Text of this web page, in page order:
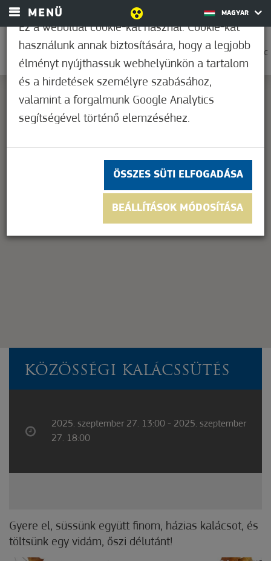
MENÜ MAGYAR
0
25,6°C
This page can't load Google Maps correctly.
Do you own this website? OK
KÖZÖSSÉGI KALÁCSSÜTÉS
2025. szeptember 27. 13:00 - 2025. szeptember
27. 18:00
Gyere el, süssünk együtt finom, házias kalácsot, és
töltsünk egy vidám, őszi délutánt!
Ez a weboldal cookie-kat használ. Cookie-kat
használunk annak biztosítására, hogy a legjobb
élményt nyújthassuk webhelyünkön a tartalom
és a hirdetések személyre szabásához,
valamint a forgalmunk Google Analytics
segítségével történő elemzéséhez.
ÖSSZES SÜTI ELFOGADÁSA
BEÁLLÍTÁSOK MÓDOSÍTÁSA